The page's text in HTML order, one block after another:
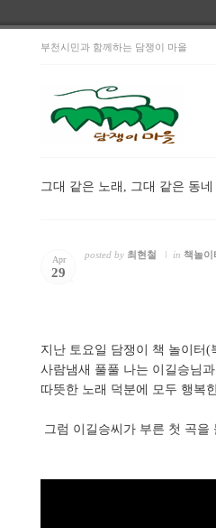
부천시민과 함께하는 담쟁이 마을
그대 같은 노래, 그대 같은 동네
Apr
29
posted by 최현철 in 책놀이
지난 토요일 담쟁이 책 놀이터
사람냄새 풀풀 나는 이길승님
따뜻한 노래 덕분에 모두 행복
그럼 이길승씨가 부른 첫 곡을